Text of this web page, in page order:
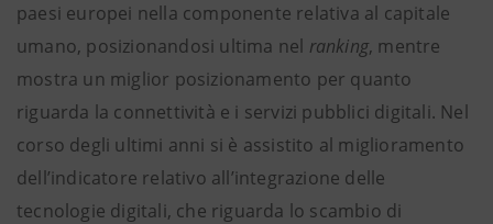
paesi europei nella componente relativa al capitale
umano, posizionandosi ultima nel ranking, mentre
mostra un miglior posizionamento per quanto
riguarda la connettività e i servizi pubblici digitali. Nel
corso degli ultimi anni si è assistito al miglioramento
dell’indicatore relativo all’integrazione delle
tecnologie digitali, che riguarda lo scambio di